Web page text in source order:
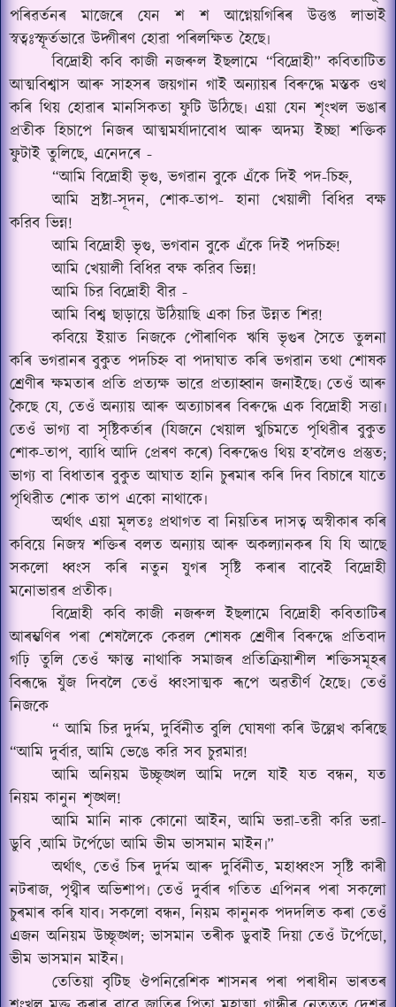
পৰিৱৰ্তনৰ মাজেৰে যেন শ শ আগ্নেয়গিৰিৰ উত্তপ্ত লাভাই
স্বত্বঃস্ফূৰ্তভাৱে উদ্গীৰণ হোৱা পৰিলক্ষিত হৈছে৷
বিদ্ৰোহী কবি কাজী নজৰুল ইছলামে “বিদ্ৰোহী” কবিতাটিত
আত্মবিশ্বাস আৰু সাহসৰ জয়গান গাই অন্যায়ৰ বিৰুদ্ধে মস্তক ওখ
কৰি থিয় হোৱাৰ মানসিকতা ফুটি উঠিছে৷ এয়া যেন শৃংখল ভঙাৰ
প্ৰতীক হিচাপে নিজৰ আত্মমৰ্যাদাবোধ আৰু অদম্য ইচ্ছা শক্তিক
ফুটাই তুলিছে, এনেদৰে -
“আমি বিদ্ৰোহী ভৃগু, ভগৱান বুকে এঁকে দিই পদ-চিহ্ন,
আমি স্ৰষ্টা-সূদন, শোক-তাপ- হানা খেয়ালী বিধির বক্ষ
করিব ভিন্ন!
আমি বিদ্রোহী ভৃগু, ভগবান বুকে এঁকে দিই পদচিহ্ন!
আমি খেয়ালী বিধির বক্ষ করিব ভিন্ন!
আমি চির বিদ্রোহী বীর -
আমি বিশ্ব ছাড়ায়ে উঠিয়াছি একা চির উন্নত শির!
কবিয়ে ইয়াত নিজকে পৌৰাণিক ঋষি ভৃগুৰ সৈতে তুলনা
কৰি ভগৱানৰ বুকুত পদচিহ্ন বা পদাঘাত কৰি ভগৱান তথা শোষক
শ্ৰেণীৰ ক্ষমতাৰ প্ৰতি প্ৰত্যক্ষ ভাৱে প্ৰত্যাহ্বান জনাইছে৷ তেওঁ আৰু
কৈছে যে, তেওঁ অন্যায় আৰু অত্যাচাৰৰ বিৰুদ্ধে এক বিদ্ৰোহী সত্তা৷
তেওঁ ভাগ্য বা সৃষ্টিকৰ্তাৰ (যিজনে খেয়াল খুচিমতে পৃথিৱীৰ বুকুত
শোক-তাপ, ব্যাধি আদি প্ৰেৰণ কৰে) বিৰুদ্ধেও থিয় হ’বলৈও প্ৰস্তুত;
ভাগ্য বা বিধাতাৰ বুকুত আঘাত হানি চুৰমাৰ কৰি দিব বিচাৰে যাতে
পৃথিৱীত শোক তাপ একো নাথাকে৷
অৰ্থাৎ এয়া মূলতঃ প্ৰথাগত বা নিয়তিৰ দাসত্ব অস্বীকাৰ কৰি
কবিয়ে নিজস্ব শক্তিৰ বলত অন্যায় আৰু অকল্যানকৰ যি যি আছে
সকলো ধ্বংস কৰি নতুন যুগৰ সৃষ্টি কৰাৰ বাবেই বিদ্ৰোহী
মনোভাৱৰ প্ৰতীক৷
বিদ্ৰোহী কবি কাজী নজৰুল ইছলামে বিদ্ৰোহী কবিতাটিৰ
আৰম্ভণিৰ পৰা শেষলৈকে কেৱল শোষক শ্ৰেণীৰ বিৰুদ্ধে প্ৰতিবাদ
গঢ়ি তুলি তেওঁ ক্ষান্ত নাথাকি সমাজৰ প্ৰতিক্ৰিয়াশীল শক্তিসমূহৰ
বিৰূদ্ধে যুঁজ দিবলৈ তেওঁ ধ্বংসাত্মক ৰূপে অৱতীৰ্ণ হৈছে৷ তেওঁ
নিজকে
“ আমি চির দুৰ্দম, দুর্বিনীত বুলি ঘোষণা কৰি উল্লেখ কৰিছে‌
“আমি দুর্বার, আমি ভেঙে করি সব চুরমার!
আমি অনিয়ম উচ্ছৃঙ্খল আমি দলে যাই যত বন্ধন, যত
নিয়ম কানুন শৃঙ্খল!
আমি মানি নাক কোনো আইন, আমি ভরা-তরী করি ভরা-
ডুবি ,আমি টর্পেডো আমি ভীম ভাসমান মাইন৷”
অর্থাৎ, তেওঁ চিৰ দুৰ্দম আৰু দুৰ্বিনীত, মহাধ্বংস সৃষ্টি কাৰী
নটৰাজ, পৃথ্বীৰ অভিশাপ৷ তেওঁ দুৰ্বাৰ গতিত এপিনৰ পৰা সকলো
চুৰমাৰ কৰি যাব৷ সকলো বন্ধন, নিয়ম কানুনক পদদলিত কৰা তেওঁ
এজন অনিয়ম উচ্ছৃঙ্খল; ভাসমান তৰীক ডুবাই দিয়া তেওঁ টৰ্পেডো,
ভীম ভাসমান মাইন৷
তেতিয়া বৃটিছ ঔপনিৱেশিক শাসনৰ পৰা পৰাধীন ভাৰতৰ